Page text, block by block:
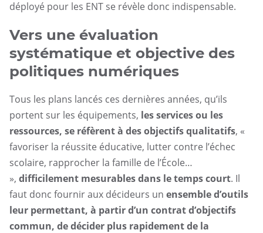
déployé pour les ENT se révèle donc indispensable.
Vers une évaluation
systématique et objective des
politiques numériques
Tous les plans lancés ces dernières années, qu’ils
portent sur les équipements, les services ou les
ressources, se réfèrent à des objectifs qualitatifs, «
favoriser la réussite éducative, lutter contre l’échec
scolaire, rapprocher la famille de l’École…
», difficilement mesurables dans le temps court. Il
faut donc fournir aux décideurs un ensemble d’outils
leur permettant, à partir d’un contrat d’objectifs
commun, de décider plus rapidement de la